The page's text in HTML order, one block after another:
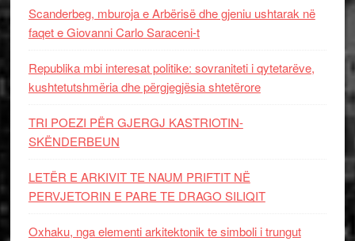
Scanderbeg, mburoja e Arbërisë dhe gjeniu ushtarak në
faqet e Giovanni Carlo Saraceni-t
Republika mbi interesat politike: sovraniteti i qytetarëve,
kushtetutshmëria dhe përgjegjësia shtetërore
TRI POEZI PËR GJERGJ KASTRIOTIN-
SKËNDERBEUN
LETËR E ARKIVIT TE NAUM PRIFTIT NË
PERVJETORIN E PARE TE DRAGO SILIQIT
Oxhaku, nga elementi arkitektonik te simboli i trungut